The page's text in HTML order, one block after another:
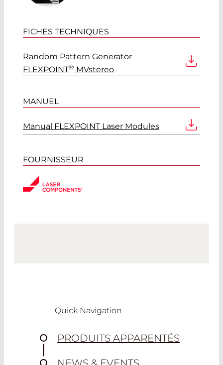
FICHES TECHNIQUES
Random Pattern Generator
FLEXPOINT® MVstereo
MANUEL
Manual FLEXPOINT Laser Modules
FOURNISSEUR
Quick Navigation
PRODUITS APPARENTÉS